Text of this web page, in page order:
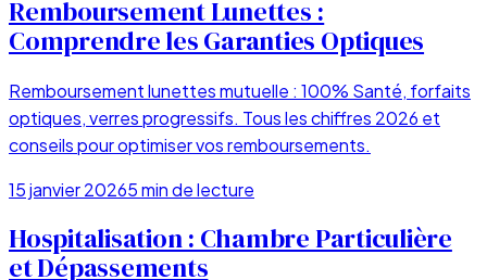
Remboursement Lunettes :
Comprendre les Garanties Optiques
Remboursement lunettes mutuelle : 100% Santé, forfaits
optiques, verres progressifs. Tous les chiffres 2026 et
conseils pour optimiser vos remboursements.
15 janvier 20265min de lecture
Hospitalisation : Chambre Particulière
et Dépassements